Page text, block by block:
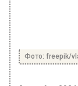
Фото: freepik/